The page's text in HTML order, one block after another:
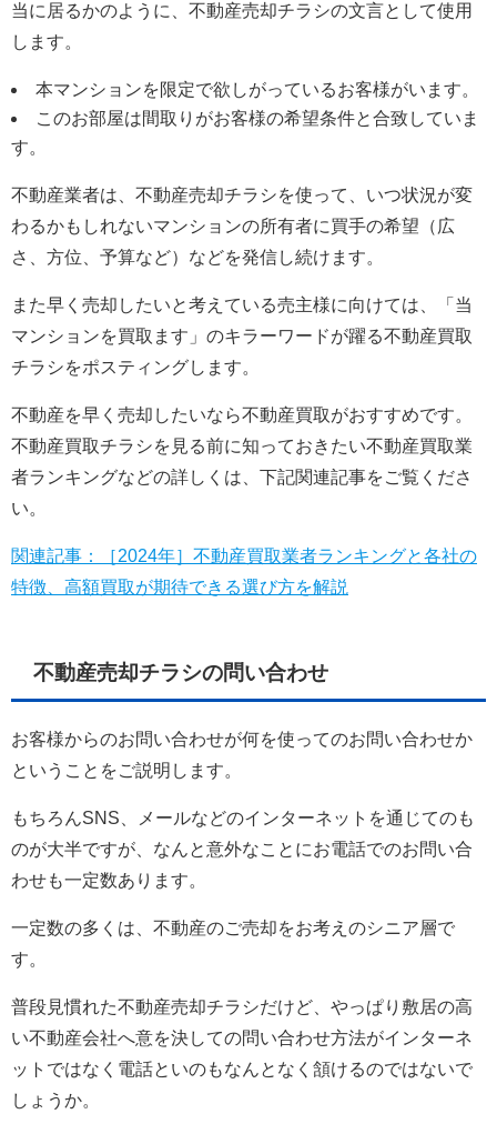
当に居るかのように、不動産売却チラシの文言として使用
します。
本マンションを限定で欲しがっているお客様がいます。
このお部屋は間取りがお客様の希望条件と合致していま
す。
不動産業者は、不動産売却チラシを使って、いつ状況が変
わるかもしれないマンションの所有者に買手の希望（広
さ、方位、予算など）などを発信し続けます。
また早く売却したいと考えている売主様に向けては、「当
マンションを買取ます」のキラーワードが躍る不動産買取
チラシをポスティングします。
不動産を早く売却したいなら不動産買取がおすすめです。
不動産買取チラシを見る前に知っておきたい不動産買取業
者ランキングなどの詳しくは、下記関連記事をご覧くださ
い。
関連記事：［2024年］不動産買取業者ランキングと各社の
特徴、高額買取が期待できる選び方を解説
不動産売却チラシの問い合わせ
お客様からのお問い合わせが何を使ってのお問い合わせか
ということをご説明します。
もちろんSNS、メールなどのインターネットを通じてのも
のが大半ですが、なんと意外なことにお電話でのお問い合
わせも一定数あります。
一定数の多くは、不動産のご売却をお考えのシニア層で
す。
普段見慣れた不動産売却チラシだけど、やっぱり敷居の高
い不動産会社へ意を決しての問い合わせ方法がインターネ
ットではなく電話といのもなんとなく頷けるのではないで
しょうか。